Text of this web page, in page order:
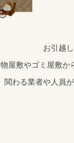
お引越
物屋敷やゴミ屋敷か
関わる業者や人員